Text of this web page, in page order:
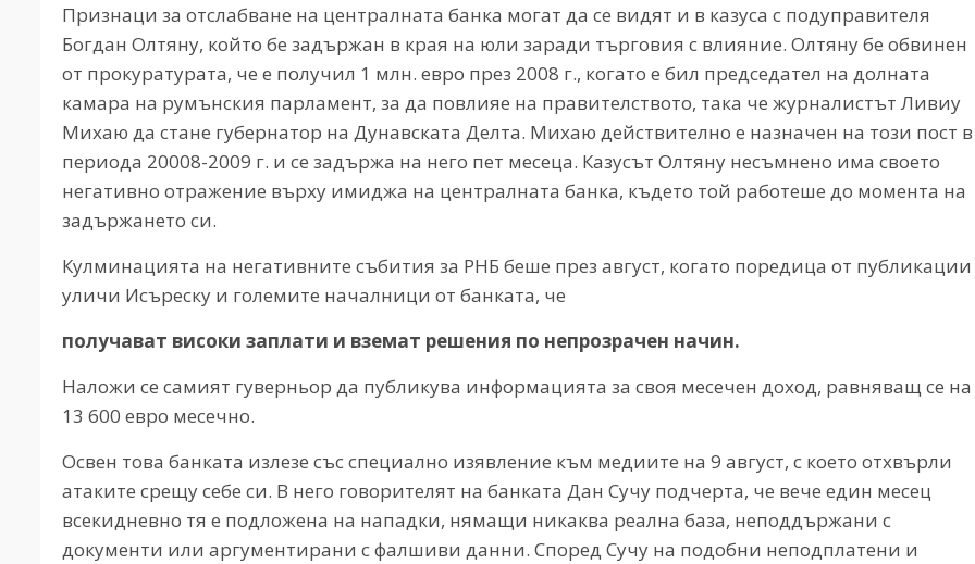
Признаци за отслабване на централната банка могат да се видят и в казуса с подуправителя
Богдан Олтяну, който бе задържан в края на юли заради търговия с влияние. Олтяну бе обвинен
от прокуратурата, че е получил 1 млн. евро през 2008 г., когато е бил председател на долната
камара на румънския парламент, за да повлияе на правителството, така че журналистът Ливиу
Михаю да стане губернатор на Дунавската Делта. Михаю действително е назначен на този пост в
периода 20008-2009 г. и се задържа на него пет месеца. Казусът Олтяну несъмнено има своето
негативно отражение върху имиджа на централната банка, където той работеше до момента на
задържането си.
Кулминацията на негативните събития за РНБ беше през август, когато поредица от публикации
уличи Исъреску и големите началници от банката, че
получават високи заплати и вземат решения по непрозрачен начин.
Наложи се самият гуверньор да публикува информацията за своя месечен доход, равняващ се на
13 600 евро месечно.
Освен това банката излезе със специално изявление към медиите на 9 август, с което отхвърли
атаките срещу себе си. В него говорителят на банката Дан Сучу подчерта, че вече един месец
всекидневно тя е подложена на нападки, нямащи никаква реална база, неподдържани с
документи или аргументирани с фалшиви данни. Според Сучу на подобни неподплатени и